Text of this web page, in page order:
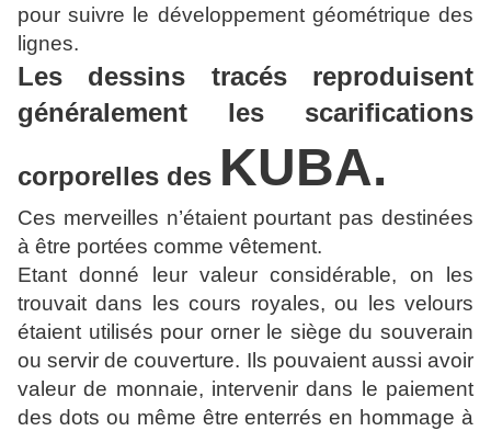
pour suivre le développement géométrique des
lignes.
Les dessins tracés reproduisent
généralement les scarifications
corporelles des KUBA.
Ces merveilles n’étaient pourtant pas destinées
à être portées comme vêtement.
Etant donné leur valeur considérable, on les
trouvait dans les cours royales, ou les velours
étaient utilisés pour orner le siège du souverain
ou servir de couverture. Ils pouvaient aussi avoir
valeur de monnaie, intervenir dans le paiement
des dots ou même être enterrés en hommage à